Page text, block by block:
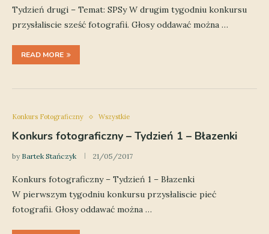
Tydzień drugi – Temat: SPSy W drugim tygodniu konkursu
przysłaliscie sześć fotografii. Głosy oddawać można …
READ MORE
Konkurs Fotograficzny Wszystkie
Konkurs fotograficzny – Tydzień 1 – Błazenki
by Bartek Stańczyk 21/05/2017
Konkurs fotograficzny – Tydzień 1 – Błazenki
W pierwszym tygodniu konkursu przysłaliscie pieć
fotografii. Głosy oddawać można …